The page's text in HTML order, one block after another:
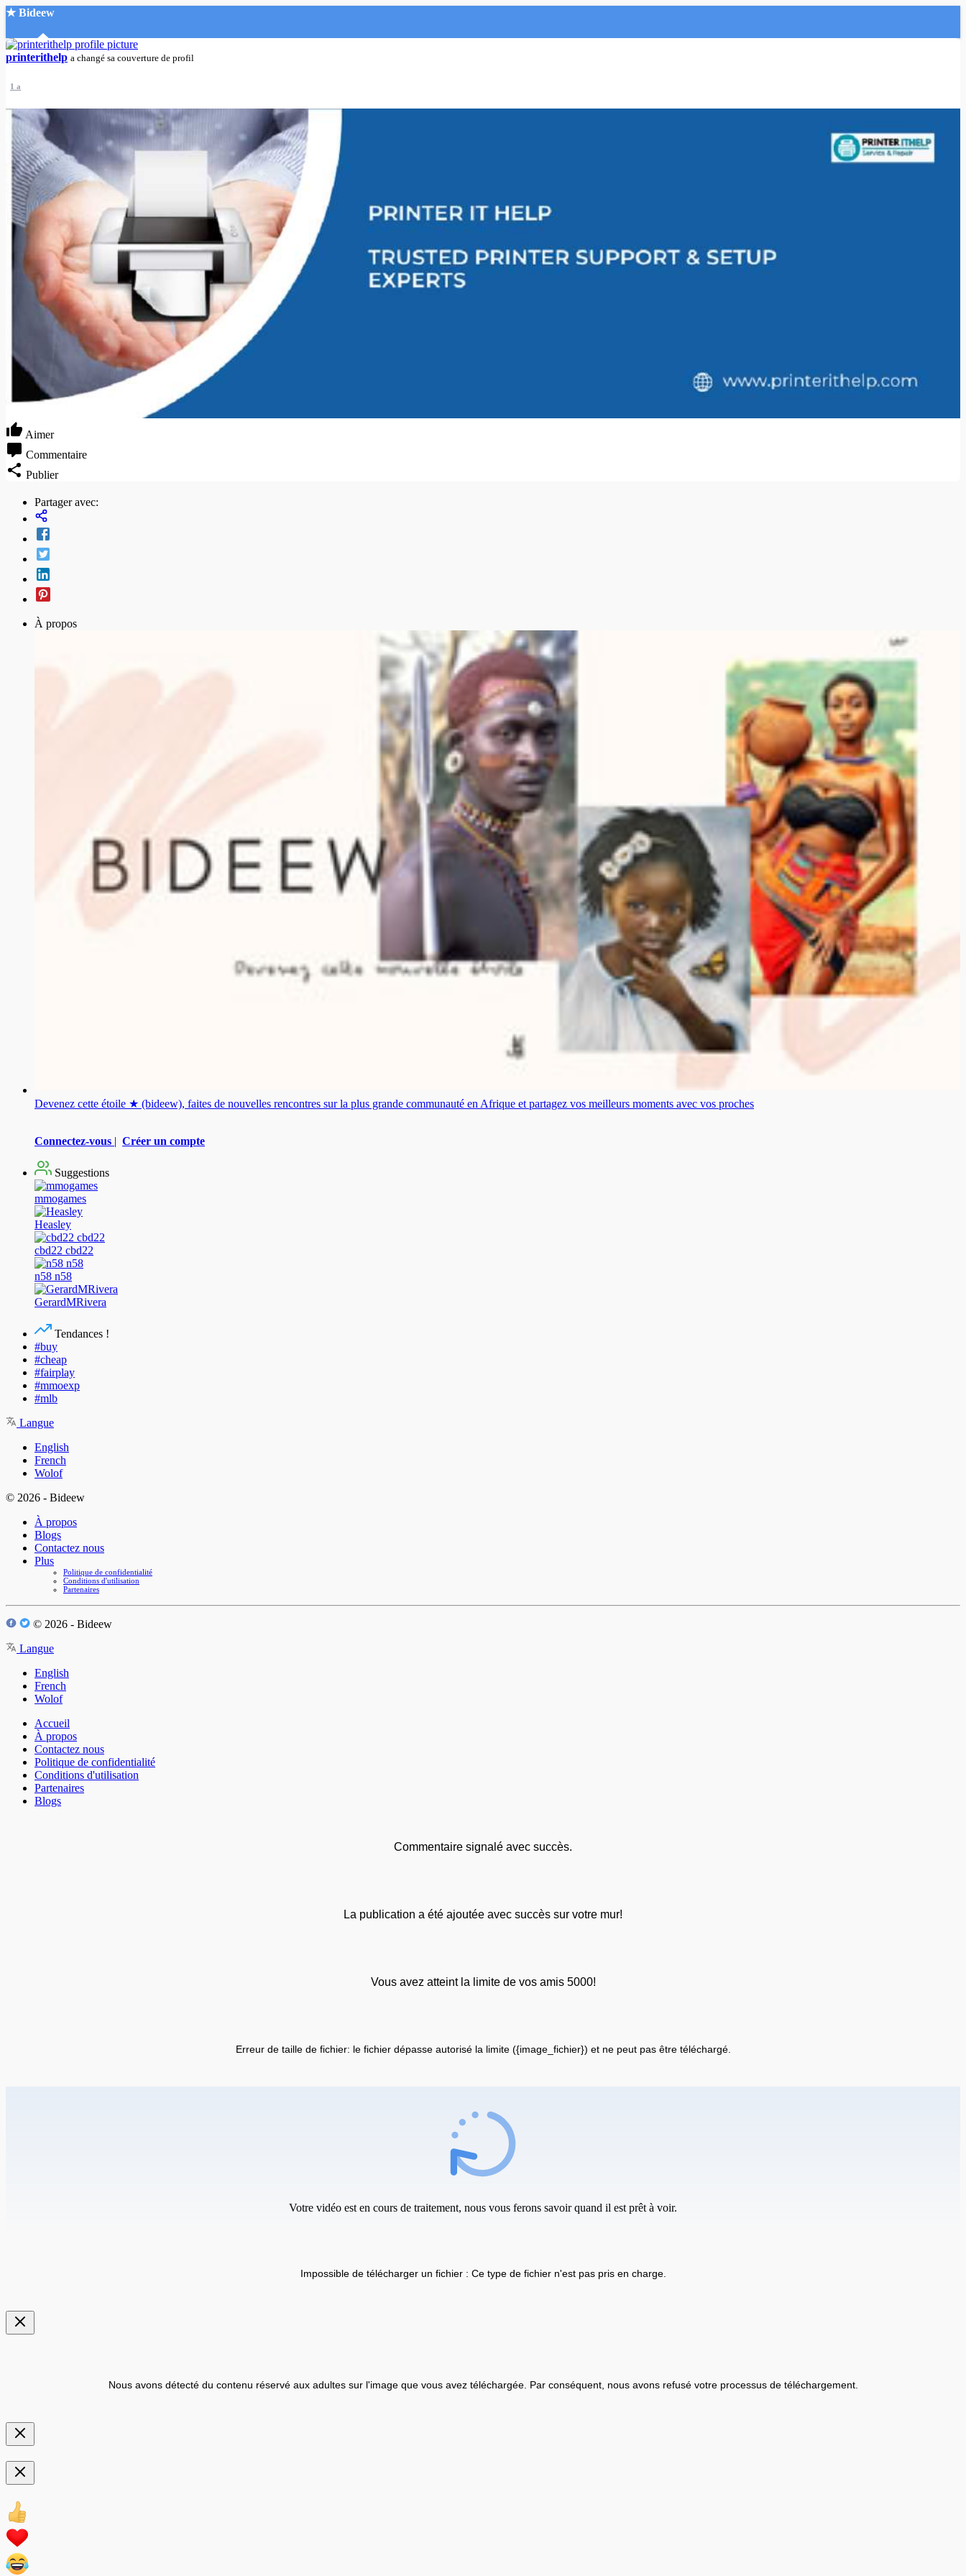
★ Bideew
Accueil
Recherche Avancée
Mon compte
Créer un compte
Mode nuit
printerithelp a changé sa couverture de profil
1 a
Aimer
Commentaire
Publier
Partager avec:
À propos
Devenez cette étoile ★ (bideew), faites de nouvelles rencontres sur la plus grande communauté en Afrique et partagez vos meilleurs moments avec vos proches
Connectez-vous | Créer un compte
Suggestions
mmogames
Heasley
cbd22 cbd22
n58 n58
GerardMRivera
Tendances !
#buy
#cheap
#fairplay
#mmoexp
#mlb
Langue
English
French
Wolof
© 2026 - Bideew
À propos
Blogs
Contactez nous
Plus
Politique de confidentialité
Conditions d'utilisation
Partenaires
© 2026 - Bideew
Langue
English
French
Wolof
Accueil
À propos
Contactez nous
Politique de confidentialité
Conditions d'utilisation
Partenaires
Blogs
Commentaire signalé avec succès.
La publication a été ajoutée avec succès sur votre mur!
Vous avez atteint la limite de vos amis 5000!
Erreur de taille de fichier: le fichier dépasse autorisé la limite ({image_fichier}) et ne peut pas être téléchargé.
Votre vidéo est en cours de traitement, nous vous ferons savoir quand il est prêt à voir.
Impossible de télécharger un fichier : Ce type de fichier n'est pas pris en charge.
Nous avons détecté du contenu réservé aux adultes sur l'image que vous avez téléchargée. Par conséquent, nous avons refusé votre processus de téléchargement.